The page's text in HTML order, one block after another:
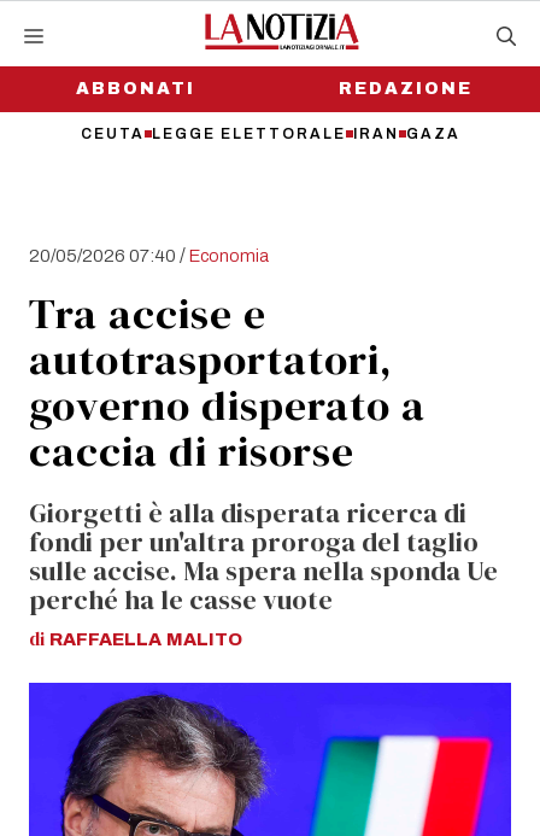
contenutoABBONATI
CEUTA LEGGE ELETTORALE IRAN GAZA
REDAZIONE
20/05/2026 07:40 /Economia
Tra accise e
autotrasportatori,
governo disperato a
caccia di risorse
Giorgetti è alla disperata ricerca di
fondi per un'altra proroga del taglio
sulle accise. Ma spera nella sponda Ue
perché ha le casse vuote
di RAFFAELLA MALITO